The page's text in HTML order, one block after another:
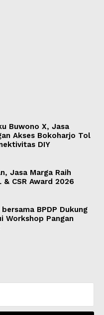
Buwono X, Jasa
Akses Bokoharjo Tol
DIY
Jasa Marga Raih
CSR Award 2026
BPDP Dukung
Workshop Pangan